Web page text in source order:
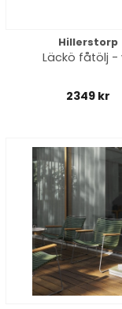
Hillerstorp
Läckö fåtölj -
2349 kr